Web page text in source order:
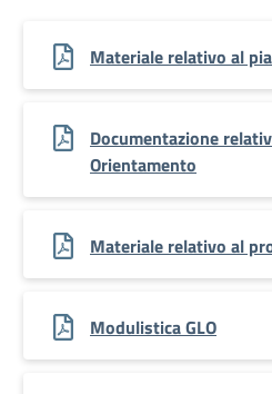
Materiale relativo al
Documentazione
Orientamento
Materiale relativo al
Modulistica GLO